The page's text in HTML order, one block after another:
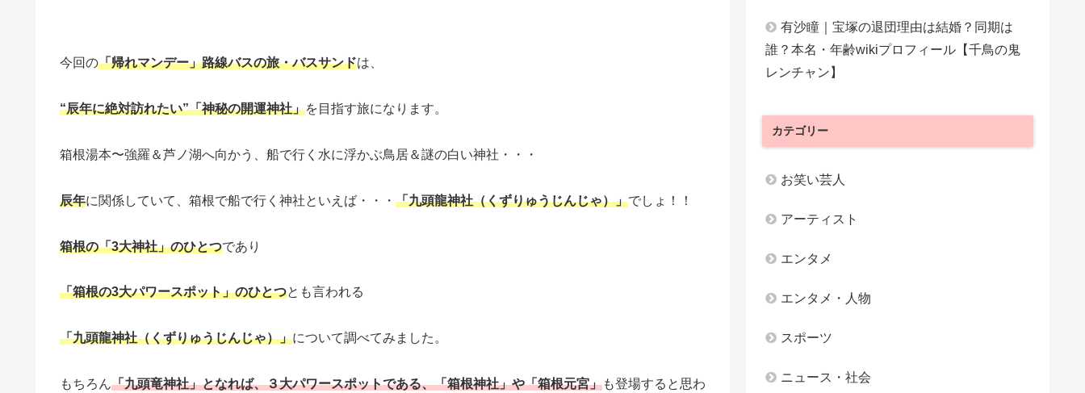
今回の「帰れマンデー」路線バスの旅・バスサンドは、
“辰年に絶対訪れたい”「神秘の開運神社」を目指す旅になります。
箱根湯本〜強羅＆芦ノ湖へ向かう、船で行く水に浮かぶ鳥居＆謎の白い神社・・・
辰年に関係していて、箱根で船で行く神社といえば・・・ 「九頭龍神社（くずりゅうじんじゃ）」でしょ！！
箱根の「3大神社」のひとつであり
「箱根の3大パワースポット」のひとつとも言われる
「九頭龍神社（くずりゅうじんじゃ）」について調べてみました。
もちろん「九頭竜神社」となれば、３大パワースポットである、「箱根神社」や「箱根元宮」も登場すると思わ
有沙瞳｜宝塚の退団理由は結婚？同期は
誰？本名・年齢wikiプロフィール【千鳥の鬼
レンチャン】
カテゴリー
お笑い芸人
アーティスト
エンタメ
エンタメ・人物
スポーツ
ニュース・社会